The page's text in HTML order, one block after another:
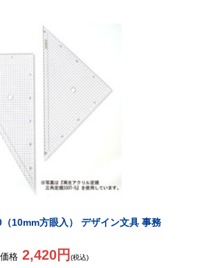
10mm方眼入） デザイン文具 事務
格 2,420円(税込)